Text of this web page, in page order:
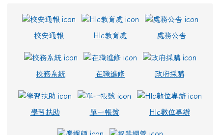
校安通報 Hlc教育處 處務公告
校務系統 在職進修 政府採購
學習扶助 單一帳號 Hlc數位專辦